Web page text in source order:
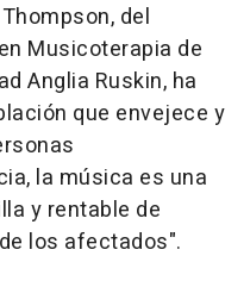
del
Musicoterapia de
Anglia Ruskin, ha
que envejece y
la música es una
y rentable de
los afectados".